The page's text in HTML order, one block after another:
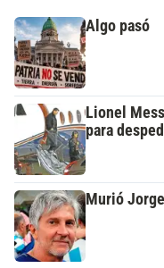
Algo pasó
Lionel
para
Murió